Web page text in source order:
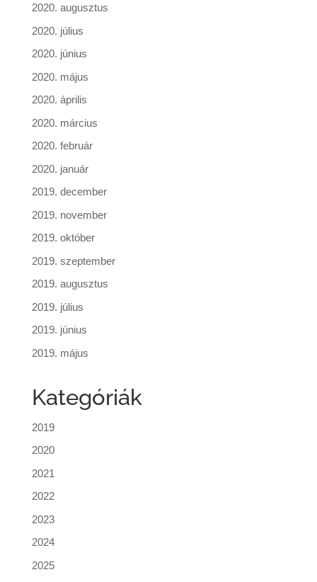
2020. augusztus
2020. július
2020. június
2020. május
2020. április
2020. március
2020. február
2020. január
2019. december
2019. november
2019. október
2019. szeptember
2019. augusztus
2019. július
2019. június
2019. május
Kategóriák
2019
2020
2021
2022
2023
2024
2025